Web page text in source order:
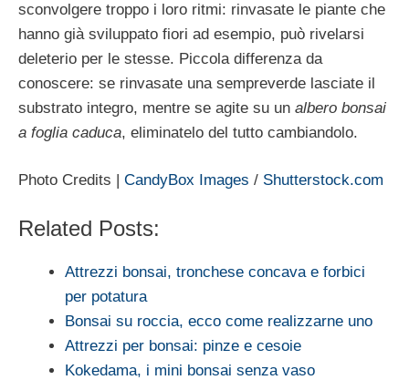
sconvolgere troppo i loro ritmi: rinvasate le piante che
hanno già sviluppato fiori ad esempio, può rivelarsi
deleterio per le stesse. Piccola differenza da
conoscere: se rinvasate una sempreverde lasciate il
substrato integro, mentre se agite su un albero bonsai
a foglia caduca, eliminatelo del tutto cambiandolo.
Photo Credits | CandyBox Images / Shutterstock.com
Related Posts:
Attrezzi bonsai, tronchese concava e forbici
per potatura
Bonsai su roccia, ecco come realizzarne uno
Attrezzi per bonsai: pinze e cesoie
Kokedama, i mini bonsai senza vaso